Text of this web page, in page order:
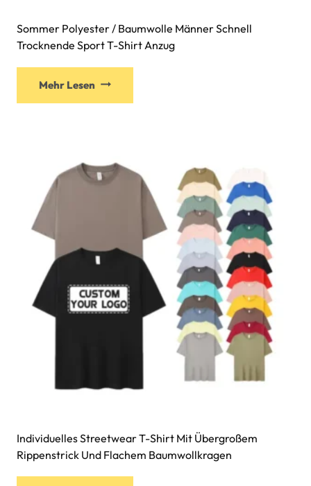
Sommer Polyester / Baumwolle Männer Schnell
Trocknende Sport T-Shirt Anzug
Mehr Lesen
Individuelles Streetwear T-Shirt Mit Übergroßem
Rippenstrick Und Flachem Baumwollkragen